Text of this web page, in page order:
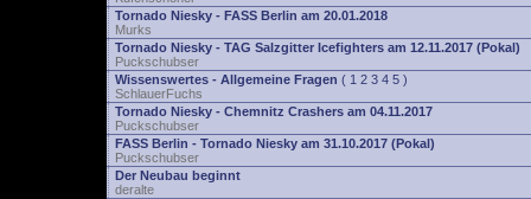
Tornado Niesky - FASS Berlin am 20.01.2018
Murks
Tornado Niesky - TAG Salzgitter Icefighters am 12.11.2017 (Pokal)
Puckschubser
Wissenswertes - Allgemeine Fragen ( 1 2 3 4 5 )
SchlauerFuchs
Tornado Niesky - Chemnitz Crashers am 04.11.2017
Puckschubser
FASS Berlin - Tornado Niesky am 31.10.2017 (Pokal)
Puckschubser
Der Neubau beginnt
deralte